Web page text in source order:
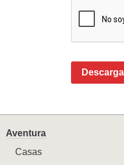
Aventura
Casas